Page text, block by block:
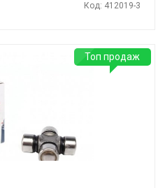
Код: 412019-3
Топ продаж